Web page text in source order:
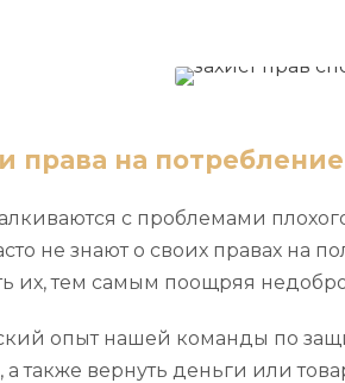
права на
с проблемами
не знают о своих правах на
их, тем самым поощряя
опыт нашей команды по
также вернуть деньги или